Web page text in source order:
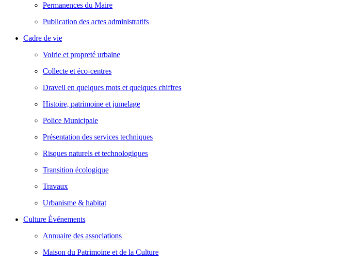
Permanences du Maire
Publication des actes administratifs
Cadre de vie
Voirie et propreté urbaine
Collecte et éco-centres
Draveil en quelques mots et quelques chiffres
Histoire, patrimoine et jumelage
Police Municipale
Présentation des services techniques
Risques naturels et technologiques
Transition écologique
Travaux
Urbanisme & habitat
Culture Événements
Annuaire des associations
Maison du Patrimoine et de la Culture